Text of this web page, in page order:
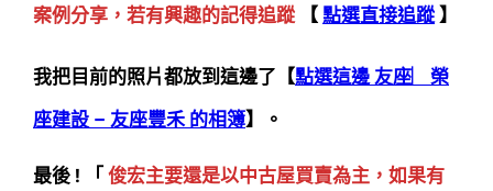
案例分享，若有興趣的記得追蹤【點選直接追蹤】
我把目前的照片都放到這邊了【點選這邊 友座︳榮
座建設 – 友座豐禾 的相簿】。
最後 ! 「俊宏主要還是以中古屋買賣為主，如果有